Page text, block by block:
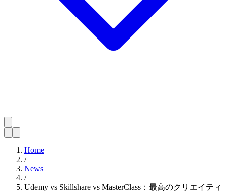
Home
/
News
/
Udemy vs Skillshare vs MasterClass：最高のクリエイティ